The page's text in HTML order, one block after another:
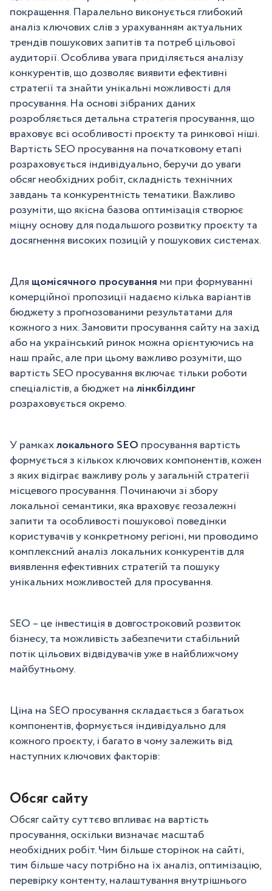
покращення. Паралельно виконується глибокий
аналіз ключових слів з урахуванням актуальних
трендів пошукових запитів та потреб цільової
аудиторії. Особлива увага приділяється аналізу
конкурентів, що дозволяє виявити ефективні
стратегії та знайти унікальні можливості для
просування. На основі зібраних даних
розробляється детальна стратегія просування, що
враховує всі особливості проєкту та ринкової ніші.
Вартість SEO просування на початковому етапі
розраховується індивідуально, беручи до уваги
обсяг необхідних робіт, складність технічних
завдань та конкурентність тематики. Важливо
розуміти, що якісна базова оптимізація створює
міцну основу для подальшого розвитку проєкту та
досягнення високих позицій у пошукових системах.
Для щомісячного просування ми при формуванні
комерційної пропозиції надаємо кілька варіантів
бюджету з прогнозованими результатами для
кожного з них. Замовити просування сайту на захід
або на український ринок можна орієнтуючись на
наш прайс, але при цьому важливо розуміти, що
вартість SEO просування включає тільки роботи
спеціалістів, а бюджет налінкбілдинг
розраховується окремо.
У рамкахлокального SEO просування вартість
формується з кількох ключових компонентів, кожен
з яких відіграє важливу роль у загальній стратегії
місцевого просування. Починаючи зі збору
локальної семантики, яка враховує геозалежні
запити та особливості пошукової поведінки
користувачів у конкретному регіоні, ми проводимо
комплексний аналіз локальних конкурентів для
виявлення ефективних стратегій та пошуку
унікальних можливостей для просування.
SEO – це інвестиція в довгостроковий розвиток
бізнесу, та можливість забезпечити стабільний
потік цільових відвідувачів уже в найближчому
майбутньому.
Ціна на SEO просування складається з багатьох
компонентів, формується індивідуально для
кожного проєкту, і багато в чому залежить від
наступних ключових факторів:
Обсяг сайту
Обсяг сайту суттєво впливає на вартість
просування, оскільки визначає масштаб
необхідних робіт. Чим більше сторінок на сайті,
тим більше часу потрібно на їх аналіз, оптимізацію,
перевірку контенту, налаштування внутрішнього